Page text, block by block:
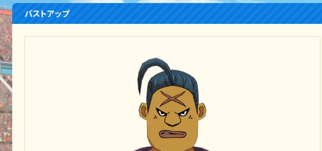
バストアップ